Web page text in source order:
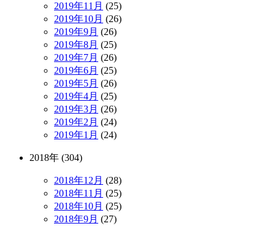
2019年11月 (25)
2019年10月 (26)
2019年9月 (26)
2019年8月 (25)
2019年7月 (26)
2019年6月 (25)
2019年5月 (26)
2019年4月 (25)
2019年3月 (26)
2019年2月 (24)
2019年1月 (24)
2018年 (304)
2018年12月 (28)
2018年11月 (25)
2018年10月 (25)
2018年9月 (27)